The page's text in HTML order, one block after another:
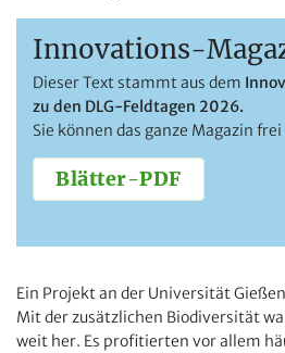
Innovations-
Dieser Text stammt aus dem
zu den DLG-Feldtagen 2026.
Sie können das ganze Magazin frei
Blätter-PDF
Ein Projekt an der Universität
Mit der zusätzlichen Biodiversität
weit her. Es profitierten vor allem